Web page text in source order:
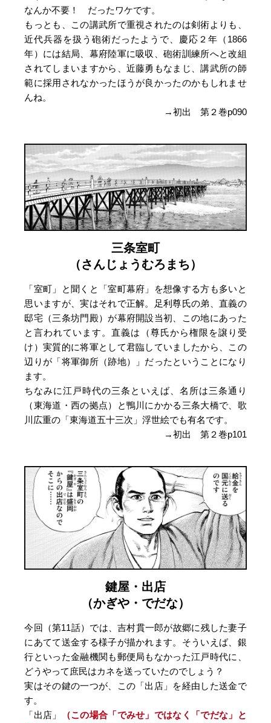
なんか不要！ だったワケです。
もっとも、この講武所で重視されたのは剣術よりも、
近代兵器を扱う砲術だったようで、慶応２年（1866
年）には結局、幕府陸軍に吸収、砲術訓練所へと改組
されてしまいますから、近藤勇もなまじ、講武所の師
範に採用されなかったほうが良かったのかもしれませ
んね。
→初出 第２巻p090
三条室町
（さんじょうむろまち）
「室町」と聞くと「室町幕府」を想像する方も多いと
思いますが、実はそれで正解。足利尊氏の弟、直義の
邸宅（三条坊門殿）が幕府開設当初、この地にあった
と言われています。直義は（尊氏から権限を譲り受
け）実質的に将軍として君臨していましたから、この
辺りが「将軍御所（跡地）」だったということになり
ます。
ちなみに江戸時代の三条といえば、名所は三条通り
（東海道・西の拠点）と鴨川にかかる三条大橋で、歌
川広重の「東海道五十三次」浮世絵でも有名です。
→初出 第２巻p101
鍵屋・出店
（かぎや・でだな）
今回（第11話）では、吉村貫一郎が故郷に残した妻子
にあてて送金する様子が描かれます。そういえば、銀
行といった金融機関も郵便局もなかった江戸時代に、
どうやって庶民はカネを送っていたのでしょう？
実はその鍵の一つが、この「出店」を経由した送金で
す。
「出店」
（この場合「でみせ」ではなく「でだな」と